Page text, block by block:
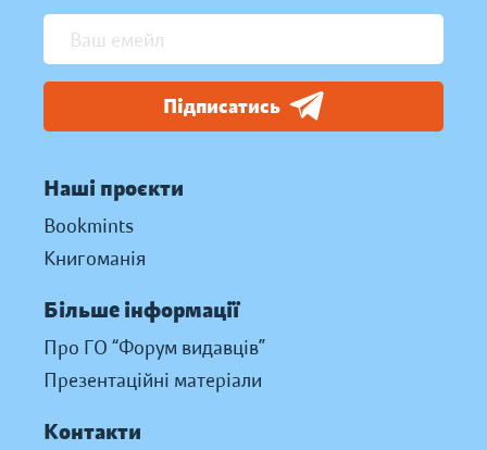
Підписатись
Наші проєкти
Bookmints
Книгоманія
Більше інформації
Про ГО “Форум видавців”
Презентаційні матеріали
Контакти